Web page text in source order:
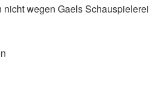
wegen Gaels Schauspielerei